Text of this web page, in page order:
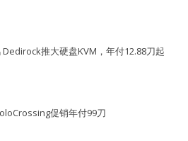
Dedirock推大硬盘KVM，年付12.88刀起
促销年付99刀